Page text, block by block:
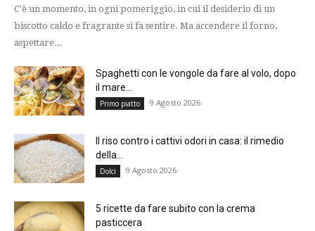
C'è un momento, in ogni pomeriggio, in cui il desiderio di un
biscotto caldo e fragrante si fa sentire. Ma accendere il forno,
aspettare...
Spaghetti con le vongole da fare al volo, dopo
il mare...
Primo piatto 9 Agosto 2026
Il riso contro i cattivi odori in casa: il rimedio
della...
Dolci 9 Agosto 2026
5 ricette da fare subito con la crema
pasticcera